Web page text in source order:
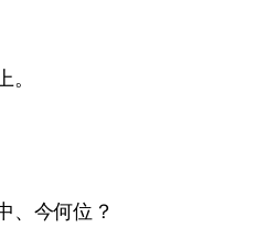
、今何位？